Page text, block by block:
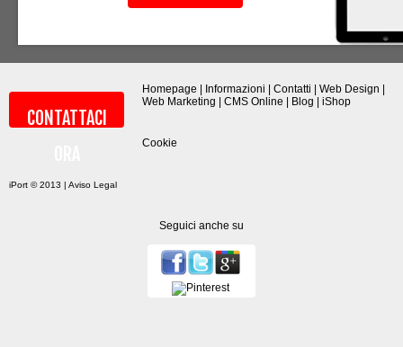
CONTATTACI
Homepage | Informazioni | Contatti | Web Design |
Web Marketing | CMS Online | Blog | iShop
Cookie
iPort © 2013 | Aviso Legal
Seguici anche su